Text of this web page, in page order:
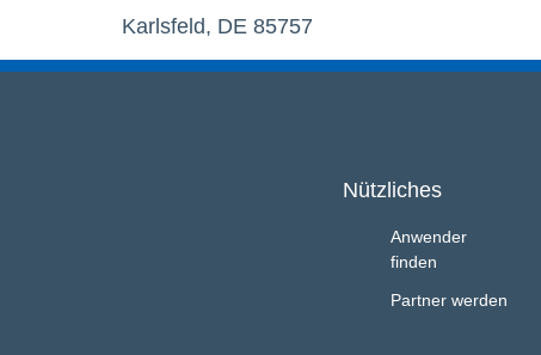
Karlsfeld, DE 85757
Nützliches
Anwender
finden
Partner werden